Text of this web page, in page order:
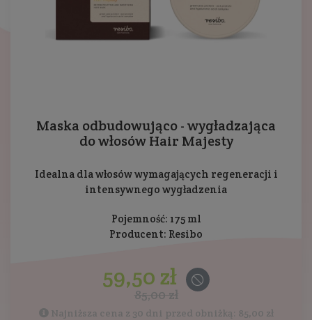
Maska odbudowująco - wygładzająca
do włosów Hair Majesty
Idealna dla włosów wymagających regeneracji i
intensywnego wygładzenia
Pojemność: 175 ml
Producent: Resibo
59,50 zł
85,00 zł
Najniższa cena z 30 dni przed obniżką: 85,00 zł